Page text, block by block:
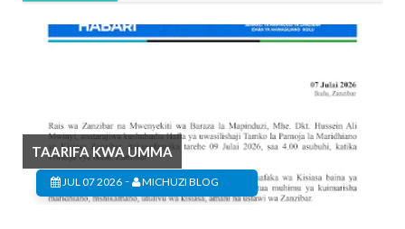
TAARIFA KWA UMMA
JUL 07 2026 - MICHUZI BLOG